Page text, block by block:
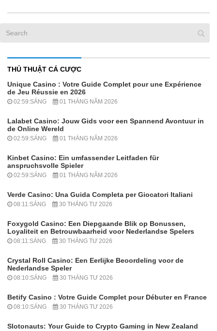
THỦ THUẬT CÁ CƯỢC
Unique Casino : Votre Guide Complet pour une Expérience
de Jeu Réussie en 2026
02:59:SÁNG 01 THÁNG NĂM 2026
Lalabet Casino: Jouw Gids voor een Spannend Avontuur in
de Online Wereld
02:59:SÁNG 01 THÁNG NĂM 2026
Kinbet Casino: Ein umfassender Leitfaden für
anspruchsvolle Spieler
02:59:SÁNG 01 THÁNG NĂM 2026
Verde Casino: Una Guida Completa per Giocatori Italiani
08:11:SÁNG 30 THÁNG TƯ 2026
Foxygold Casino: Een Diepgaande Blik op Bonussen,
Loyaliteit en Betrouwbaarheid voor Nederlandse Spelers
08:11:SÁNG 30 THÁNG TƯ 2026
Crystal Roll Casino: Een Eerlijke Beoordeling voor de
Nederlandse Speler
08:10:SÁNG 30 THÁNG TƯ 2026
Betify Casino : Votre Guide Complet pour Débuter en France
08:10:SÁNG 30 THÁNG TƯ 2026
Slotonauts: Your Guide to Crypto Gaming in New Zealand